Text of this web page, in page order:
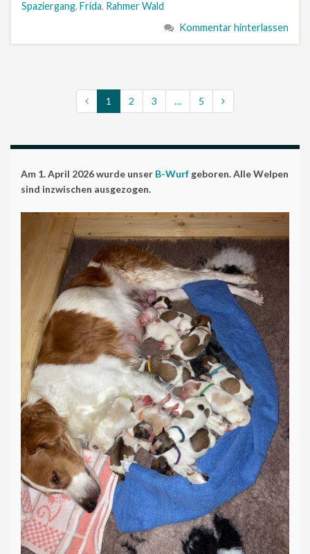
Spaziergang, Frida, Rahmer Wald
Kommentar hinterlassen
1 2 3 … 5
Am 1. April 2026 wurde unser B-Wurf geboren. Alle Welpen
sind inzwischen ausgezogen.